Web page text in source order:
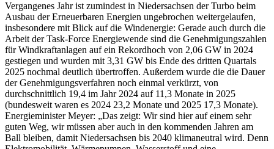
Vergangenes Jahr ist zumindest in Niedersachsen der Turbo beim
Ausbau der Erneuerbaren Energien ungebrochen weitergelaufen,
insbesondere mit Blick auf die Windenergie: Gerade auch durch die
Arbeit der Task-Force Energiewende sind die Genehmigungszahlen
für Windkraftanlagen auf ein Rekordhoch von 2,06 GW in 2024
gestiegen und wurden mit 3,31 GW bis Ende des dritten Quartals
2025 nochmal deutlich übertroffen. Außerdem wurde die die Dauer
der Genehmigungsverfahren noch einmal verkürzt, von
durchschnittlich 19,4 im Jahr 2024 auf 11,3 Monate in 2025
(bundesweit waren es 2024 23,2 Monate und 2025 17,3 Monate).
Energieminister Meyer: „Das zeigt: Wir sind hier auf einem sehr
guten Weg, wir müssen aber auch in den kommenden Jahren am
Ball bleiben, damit Niedersachsen bis 2040 klimaneutral wird. Denn